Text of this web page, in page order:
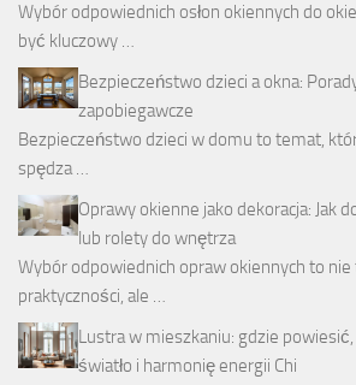
Wybór odpowiednich osłon okiennych do
być kluczowy …
Bezpieczeństwo dzieci a okna:
zapobiegawcze
Bezpieczeństwo dzieci w domu to temat,
spędza …
Oprawy okienne jako dekoracja: Jak
lub rolety do wnętrza
Wybór odpowiednich opraw okiennych to
praktyczności, ale …
Lustra w mieszkaniu: gdzie
światło i harmonię energii Chi